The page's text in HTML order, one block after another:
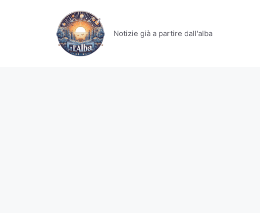
Notizie già a partire dall'alba